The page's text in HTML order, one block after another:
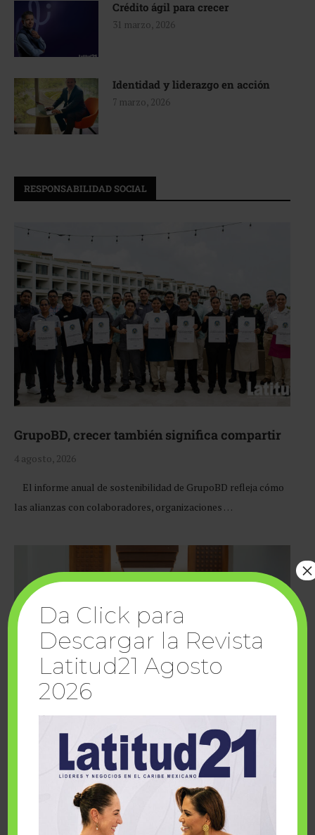
Crédito ágil para crecer
31 marzo, 2026
Identidad y liderazgo en acción
7 marzo, 2026
RESPONSABILIDAD SOCIAL
GrupoBD, crecer también significa compartir
4 agosto, 2026
El informe anual de sostenibilidad de GrupoBD refleja cómo
las alianzas con colaboradores, organizaciones …
Cuando la solidaridad inspira; cumplen
sueños Fairmont Mayakoba y Make-A-Wish
Da Click para
Descargar la Revista
Latitud21 Agosto
2026
×